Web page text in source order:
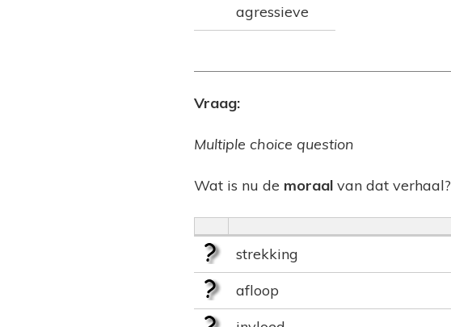
agressieve
Vraag:
Multiple choice question
Wat is nu de moraal van dat verhaal?
strekking
afloop